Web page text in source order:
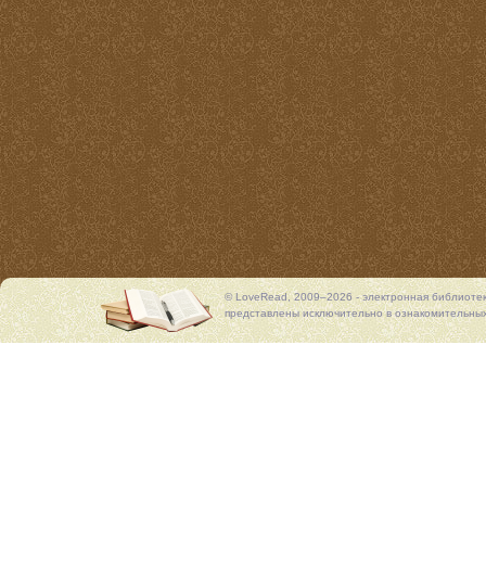
© LoveRead, 2009–2026 - электронная
представлены исключительно в